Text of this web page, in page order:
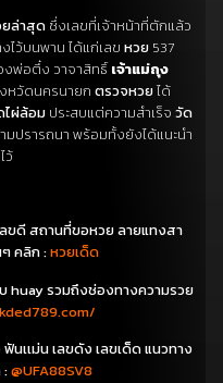
ยล่าสุด ซึ่งเลขที่เจ้าหน้าที่ตักแล้ว
ไว้บนพาน ได้แก่เลข หวย 537
งพ่อตึ๋ง วาจาสิทธิ์เจ้าแม่ถุง
หวัดนครนายก ตรวจหวยได้
ไผ่ล้อม ประสบแต่ความสำเร็จ วัด
มปรารถนา พร้อมทั้งยังได้แนะนำ
ว้
ขดี สถานที่ขอหวย ลายแทงสา
คลิก :หวยเด็ด
huay รวมถึงช่องทางความรวย
เเม่น เลขดัง เลขเด็ด แนวทาง
:@UFA88SV8